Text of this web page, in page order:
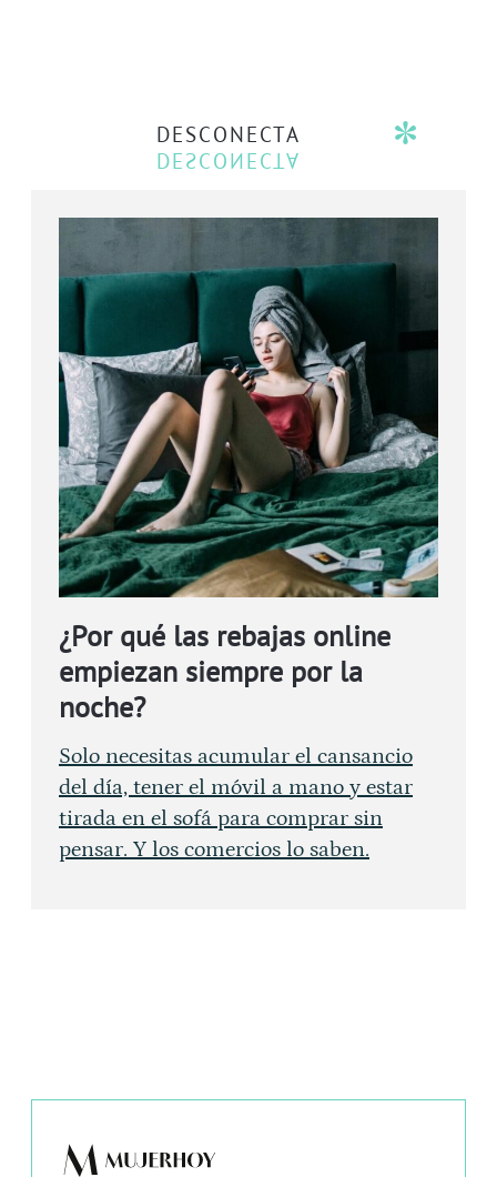
DESCONECTA
¿Por qué las rebajas online
empiezan siempre por la
noche?
Solo necesitas acumular el cansancio
del día, tener el móvil a mano y estar
tirada en el sofá para comprar sin
pensar. Y los comercios lo saben.